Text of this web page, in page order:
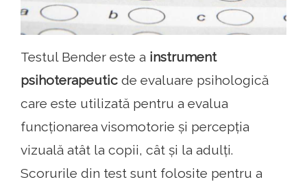
Testul Bender este a instrument
psihoterapeutic de evaluare psihologică
care este utilizată pentru a evalua
funcționarea visomotorie și percepția
vizuală atât la copii, cât și la adulți.
Scorurile din test sunt folosite pentru a